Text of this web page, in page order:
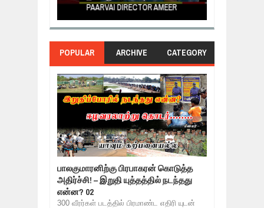
PAARVAI DIRECTOR AMEER
POPULAR ARCHIVE CATEGORY
பாலகுமாரனிற்கு பிரபாகரன் கொடுத்த
அதிர்ச்சி! – இறுதி யுத்தத்தில் நடந்தது
என்ன? 02
300 வீரர்கள் படத்தில் பிரமாண்ட எதிரி யுடன்